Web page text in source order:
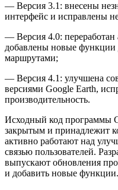
— Версия 3.1: внесены
интерфейс и исправлены
— Версия 4.0:
добавлены новые функции
маршрутами;
— Версия 4.1: улучшена
версиями Google Earth,
производительность.
Исходный код программы
закрытым и принадлежит
активно работают над
связью пользователей.
выпускают обновления
и добавить новые функции.